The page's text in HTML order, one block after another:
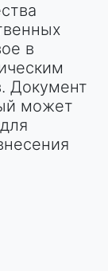
в
Документ
может